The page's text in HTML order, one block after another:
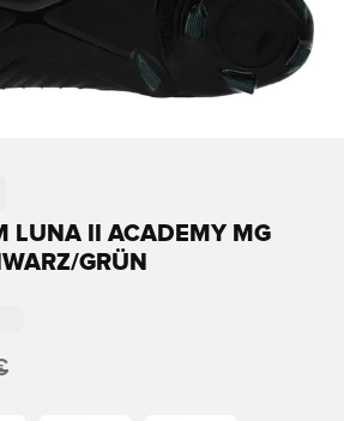
LUNA II ACADEMY MG
GRÜN